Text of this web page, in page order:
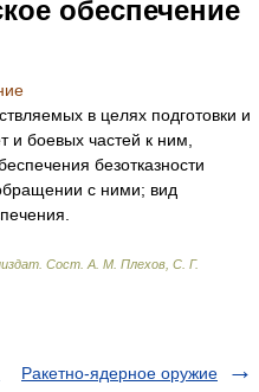
обеспечение
в целях подготовки и
и боевых частей к ним,
безотказности
с ними; вид
Сост. А. М. Плехов, С. Г.
Ракетно-ядерное оружие